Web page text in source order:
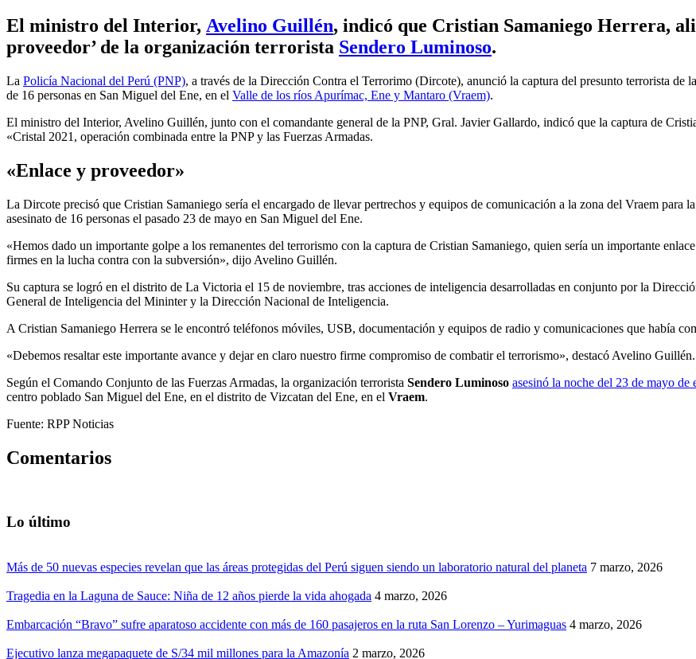
El ministro del Interior, Avelino Guillén, indicó que Cristian Samaniego Herrera,
proveedor’ de la organización terrorista Sendero Luminoso.
La Policía Nacional del Perú (PNP), a través de la Dirección Contra el Terrorimo (Dircote), anunció la captura del presunto terrorista de
de 16 personas en San Miguel del Ene, en el Valle de los ríos Apurímac, Ene y Mantaro (Vraem).
El ministro del Interior, Avelino Guillén, junto con el comandante general de la PNP, Gral. Javier Gallardo, indicó que la captura de
«Cristal 2021, operación combinada entre la PNP y las Fuerzas Armadas.
«Enlace y proveedor»
La Dircote precisó que Cristian Samaniego sería el encargado de llevar pertrechos y equipos de comunicación a la zona del Vraem para
asesinato de 16 personas el pasado 23 de mayo en San Miguel del Ene.
«Hemos dado un importante golpe a los remanentes del terrorismo con la captura de Cristian Samaniego, quien sería un importante
firmes en la lucha contra con la subversión», dijo Avelino Guillén.
Su captura se logró en el distrito de La Victoria el 15 de noviembre, tras acciones de inteligencia desarrolladas en conjunto por la
General de Inteligencia del Mininter y la Dirección Nacional de Inteligencia.
A Cristian Samaniego Herrera se le encontró teléfonos móviles, USB, documentación y equipos de radio y comunicaciones que había
«Debemos resaltar este importante avance y dejar en claro nuestro firme compromiso de combatir el terrorismo», destacó Avelino Guillén.
Según el Comando Conjunto de las Fuerzas Armadas, la organización terrorista Sendero Luminoso asesinó la noche del 23 de mayo de
centro poblado San Miguel del Ene, en el distrito de Vizcatan del Ene, en el Vraem.
Fuente: RPP Noticias
Comentarios
Lo último
Más de 50 nuevas especies revelan que las áreas protegidas del Perú siguen siendo un laboratorio natural del planeta 7 marzo, 2026
Tragedia en la Laguna de Sauce: Niña de 12 años pierde la vida ahogada 4 marzo, 2026
Embarcación “Bravo” sufre aparatoso accidente con más de 160 pasajeros en la ruta San Lorenzo – Yurimaguas 4 marzo, 2026
Ejecutivo lanza megapaquete de S/34 mil millones para la Amazonía 2 marzo, 2026